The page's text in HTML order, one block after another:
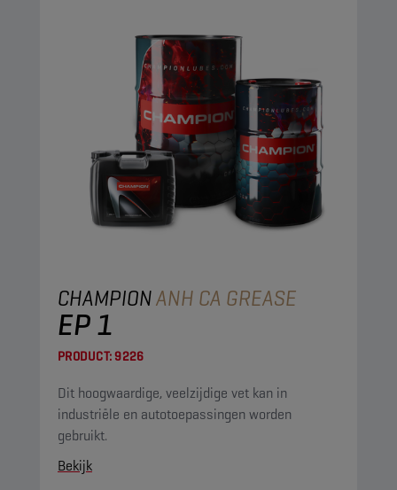
CHAMPIONANH CA GREASE
EP 1
PRODUCT:9226
Dit hoogwaardige, veelzijdige vet kan in
industriële en autotoepassingen worden
gebruikt.
Bekijk